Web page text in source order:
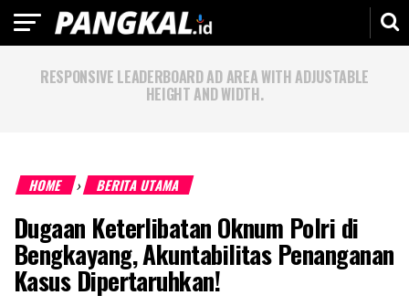
RESPONSIVE LEADERBOARD AD AREA WITH ADJUSTABLE
HEIGHT AND WIDTH.
HOME › BERITA UTAMA
Dugaan Keterlibatan Oknum Polri di
Bengkayang, Akuntabilitas Penanganan
Kasus Dipertaruhkan!